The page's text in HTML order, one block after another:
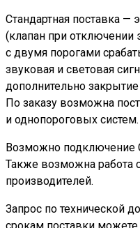
Стандартная поставка —
(клапан при отключении
с двумя порогами
звуковая и световая
дополнительно закрытие
По заказу возможна
и однопороговых систем.
Возможно
Также возможна работа
производителей.
Запрос по технической